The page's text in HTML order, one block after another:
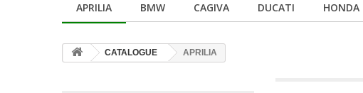
APRILIA BMW CAGIVA DUCATI HONDA
CATALOGUE APRILIA